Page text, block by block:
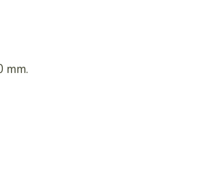
mm.